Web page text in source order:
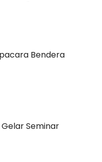
Bendera
Seminar